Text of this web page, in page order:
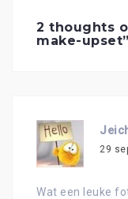
2 thoughts
make-upset”
29
Wat een leuke